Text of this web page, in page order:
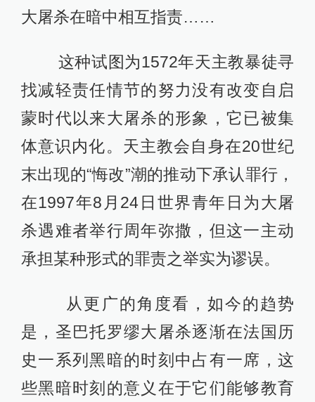
大屠杀在暗中相互指责……
这种试图为1572年天主教暴徒寻
找减轻责任情节的努力没有改变自启
蒙时代以来大屠杀的形象，它已被集
体意识内化。天主教会自身在20世纪
末出现的“悔改”潮的推动下承认罪行，
在1997年8月24日世界青年日为大屠
杀遇难者举行周年弥撒，但这一主动
承担某种形式的罪责之举实为谬误。
从更广的角度看，如今的趋势
是，圣巴托罗缪大屠杀逐渐在法国历
史一系列黑暗的时刻中占有一席，这
些黑暗时刻的意义在于它们能够教育